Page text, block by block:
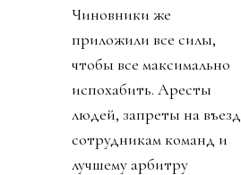
Чиновники же
приложили все силы,
чтобы все максимально
испохабить. Аресты
людей, запреты на въезд
сотрудникам команд и
лучшему арбитру